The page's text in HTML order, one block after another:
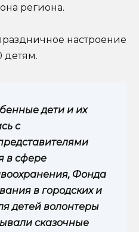
региона.
настроение
детям.
дети и их
с
в сфере
Фонда
в городских и
детей волонтеры
сказочные